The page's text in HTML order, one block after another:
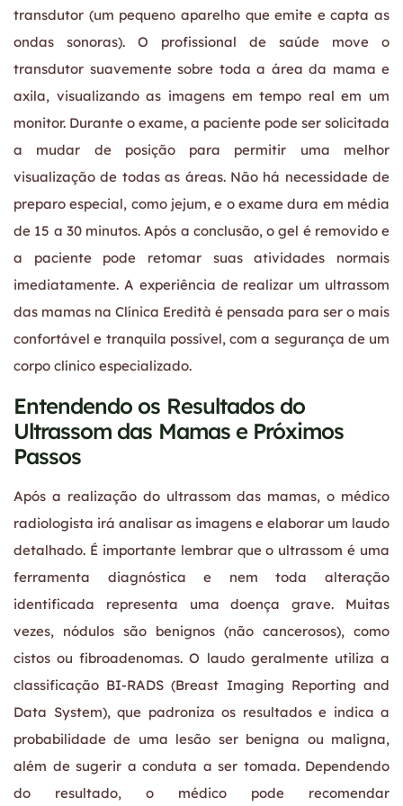
transdutor (um pequeno aparelho que emite e capta as
ondas sonoras). O profissional de saúde move o
transdutor suavemente sobre toda a área da mama e
axila, visualizando as imagens em tempo real em um
monitor. Durante o exame, a paciente pode ser solicitada
a mudar de posição para permitir uma melhor
visualização de todas as áreas. Não há necessidade de
preparo especial, como jejum, e o exame dura em média
de 15 a 30 minutos. Após a conclusão, o gel é removido e
a paciente pode retomar suas atividades normais
imediatamente. A experiência de realizar um ultrassom
das mamas na Clínica Eredità é pensada para ser o mais
confortável e tranquila possível, com a segurança de um
corpo clínico especializado.
Entendendo os Resultados do
Ultrassom das Mamas e Próximos
Passos
Após a realização do ultrassom das mamas, o médico
radiologista irá analisar as imagens e elaborar um laudo
detalhado. É importante lembrar que o ultrassom é uma
ferramenta diagnóstica e nem toda alteração
identificada representa uma doença grave. Muitas
vezes, nódulos são benignos (não cancerosos), como
cistos ou fibroadenomas. O laudo geralmente utiliza a
classificação BI-RADS (Breast Imaging Reporting and
Data System), que padroniza os resultados e indica a
probabilidade de uma lesão ser benigna ou maligna,
além de sugerir a conduta a ser tomada. Dependendo
do resultado, o médico pode recomendar